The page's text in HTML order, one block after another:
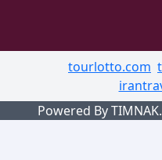
tourlotto.com
Powered By TIMNAK.